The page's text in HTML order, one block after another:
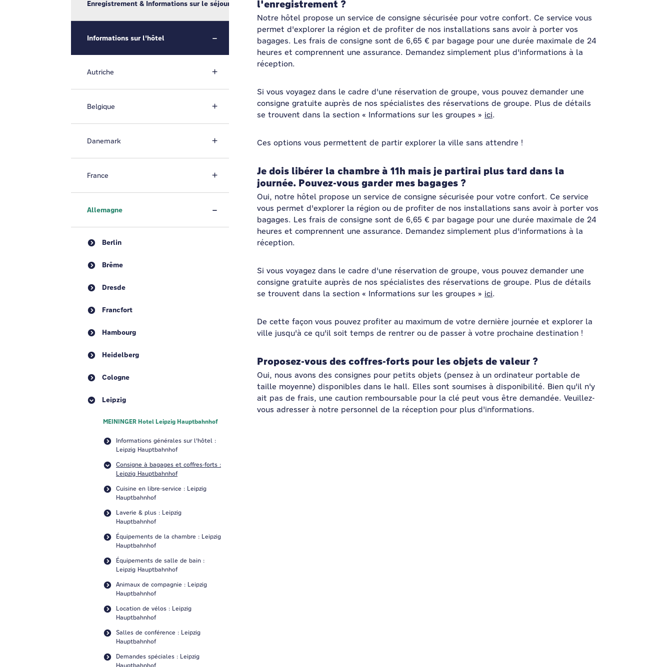
l'enregistrement ?
Notre hôtel propose un service de consigne sécurisée pour votre confort. Ce service vous
permet d'explorer la région et de profiter de nos installations sans avoir à porter vos
bagages. Les frais de consigne sont de 6,65 € par bagage pour une durée maximale de 24
heures et comprennent une assurance. Demandez simplement plus d'informations à la
réception.
Si vous voyagez dans le cadre d'une réservation de groupe, vous pouvez demander une
consigne gratuite auprès de nos spécialistes des réservations de groupe. Plus de détails
se trouvent dans la section « Informations sur les groupes » ici.
Ces options vous permettent de partir explorer la ville sans attendre !
Je dois libérer la chambre à 11h mais je partirai plus tard dans la
journée. Pouvez-vous garder mes bagages ?
Oui, notre hôtel propose un service de consigne sécurisée pour votre confort. Ce service
vous permet d'explorer la région ou de profiter de nos installations sans avoir à porter vos
bagages. Les frais de consigne sont de 6,65 € par bagage pour une durée maximale de 24
heures et comprennent une assurance. Demandez simplement plus d'informations à la
réception.
Si vous voyagez dans le cadre d'une réservation de groupe, vous pouvez demander une
consigne gratuite auprès de nos spécialistes des réservations de groupe. Plus de détails
se trouvent dans la section « Informations sur les groupes » ici.
De cette façon vous pouvez profiter au maximum de votre dernière journée et explorer la
ville jusqu'à ce qu'il soit temps de rentrer ou de passer à votre prochaine destination !
Proposez-vous des coffres-forts pour les objets de valeur ?
Oui, nous avons des consignes pour petits objets (pensez à un ordinateur portable de
taille moyenne) disponibles dans le hall. Elles sont soumises à disponibilité. Bien qu'il n'y
ait pas de frais, une caution remboursable pour la clé peut vous être demandée. Veuillez-
vous adresser à notre personnel de la réception pour plus d'informations.
Enregistrement & Informations sur le séjour
Informations sur l'hôtel
Autriche
Belgique
Danemark
France
Allemagne
Berlin
Brême
Dresde
Francfort
Hambourg
Heidelberg
Cologne
Leipzig
MEININGER Hotel Leipzig Hauptbahnhof
Informations générales sur l'hôtel :
Leipzig Hauptbahnhof
Consigne à bagages et coffres-forts :
Leipzig Hauptbahnhof
Cuisine en libre-service : Leipzig
Hauptbahnhof
Laverie & plus : Leipzig
Hauptbahnhof
Équipements de la chambre : Leipzig
Hauptbahnhof
Équipements de salle de bain :
Leipzig Hauptbahnhof
Animaux de compagnie : Leipzig
Hauptbahnhof
Location de vélos : Leipzig
Hauptbahnhof
Salles de conférence : Leipzig
Hauptbahnhof
Demandes spéciales : Leipzig
Hauptbahnhof